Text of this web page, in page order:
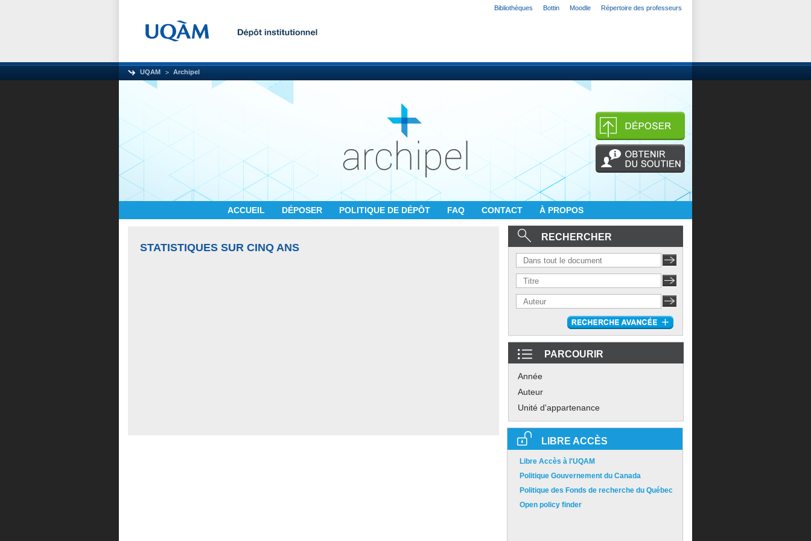
Bibliothèques Bottin Moodle Répertoire des professeurs
UQAM Archipel
ACCUEIL DÉPOSER POLITIQUE DE DÉPÔT FAQ CONTACT À PROPOS
STATISTIQUES SUR CINQ ANS
RECHERCHER
PARCOURIR
Année
Auteur
Unité d'appartenance
LIBRE ACCÈS
Libre Accès à l'UQAM
Politique Gouvernement du Canada
Politique des Fonds de recherche du Québec
Open policy finder